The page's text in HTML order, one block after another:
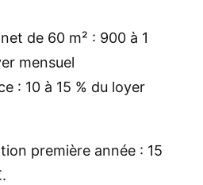
de 60 m² : 900 à 1
mensuel
: 10 à 15 % du loyer
première année : 15